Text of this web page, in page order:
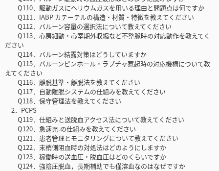
Q110．駆動ガスにヘリウムガスを用いる理由と問題点は何ですか
Q111．IABP カテーテルの構造・材質・特徴を教えてください
Q112．バルーン容量の選択法について教えてください
Q113．心房細動・心室期外収縮など不整脈時の対応動作を教えてく
ださい
Q114．バルーン結露対策はどうしていますか
Q115．バルーンピンホール・ラプチャ惹起時の対応機構について教
えてください
Q116．離脱基準・離脱法を教えてください
Q117．自動離脱システムの仕組みを教えてください
Q118．保守管理法を教えてください
2．PCPS
Q119．仕組みと送脱血アクセス法について教えてください
Q120．急速充.の仕組みを教えてください
Q121．患者管理とモニタリングについて教えてください
Q122．末梢側阻血時の対処法はどのようにしますか
Q123．稼働時の送血圧・脱血圧はどのくらいですか
Q124．強陰圧脱血，長期補助でも僅溶血なのはなぜですか